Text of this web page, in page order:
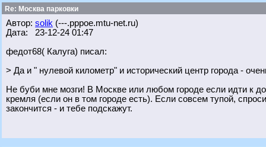
Re: Москва парковки
Автор: solik (---.pppoe.mtu-net.ru)
Дата: 23-12-24 01:47
федот68( Калуга) писал:
> Да и " нулевой километр" и исторический центр города -
Не буби мне мозги! В Москве или любом городе если идти к
кремля (если он в том городе есть). Если совсем тупой,
закончится - и тебе подскажут.